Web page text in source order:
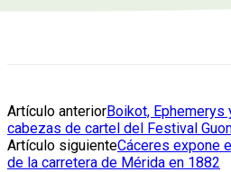
Artículo anteriorBoikot, Ephemerys
cabezas de cartel del Festival
Artículo siguienteCáceres expone
de la carretera de Mérida en 1882